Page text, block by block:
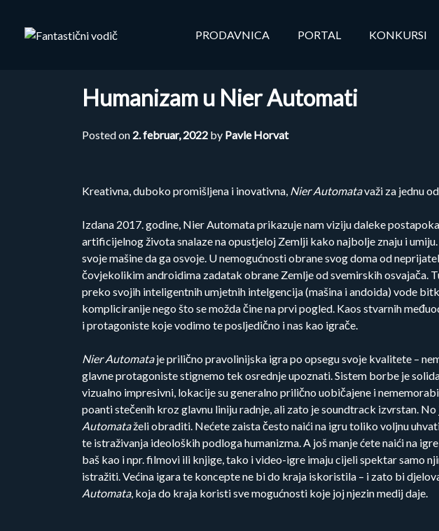
content
PRODAVNICA PORTAL KONKURSI
Humanizam u Nier Automati
Posted on 2. februar, 2022 by Pavle Horvat
Kreativna, duboko promišljena i inovativna, Nier Automatavaži za jednu
Izdana 2017. godine, Nier Automata prikazuje nam viziju daleke
artificijelnog života snalaze na opustjeloj Zemlji kako najbolje znaju i
svoje mašine da ga osvoje. U nemogućnosti obrane svog doma od
čovjekolikim androidima zadatak obrane Zemlje od svemirskih osvajača.
preko svojih inteligentnih umjetnih intelgencija (mašina i andoida) vode
kompliciranije nego što se možda čine na prvi pogled. Kaos stvarnih
i protagoniste koje vodimo te posljedično i nas kao igrače.
Nier Automataje prilično pravolinijska igra po opsegu svoje kvalitete –
glavne protagoniste stignemo tek osrednje upoznati. Sistem borbe je
vizualno impresivni, lokacije su generalno prilično uobičajene i
poanti stečenih kroz glavnu liniju radnje, ali zato je soundtrack izvrstan.
Automataželi obraditi. Nećete zaista često naići na igru toliko voljnu
te istraživanja ideoloških podloga humanizma. A još manje ćete naići na
baš kao i npr. filmovi ili knjige, tako i video-igre imaju cijeli spektar samo
istražiti. Većina igara te koncepte ne bi do kraja iskoristila – i zato bi
Automata, koja do kraja koristi sve mogućnosti koje joj njezin medij daje.